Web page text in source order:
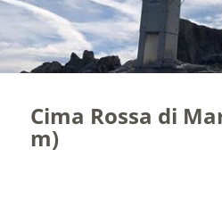
Cima Rossa di
m)